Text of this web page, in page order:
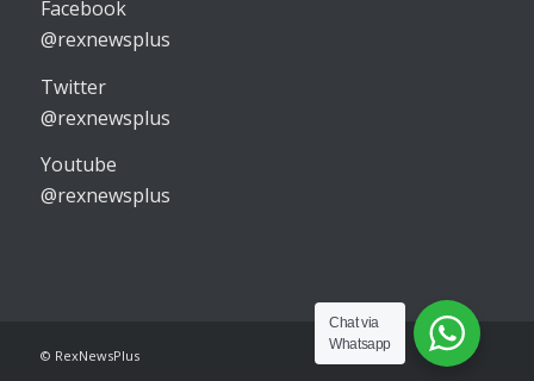
Facebook
@rexnewsplus
Twitter
@rexnewsplus
Youtube
@rexnewsplus
© RexNewsPlus
Chat via
Whatsapp